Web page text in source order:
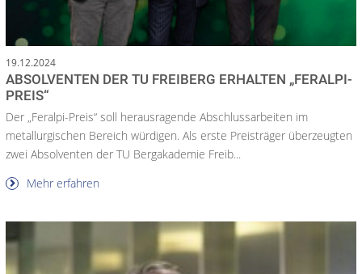
19.12.2024
ABSOLVENTEN DER TU FREIBERG ERHALTEN „FERALPI-
PREIS“
Der „Feralpi-Preis“ soll herausragende Abschlussarbeiten im
metallurgischen Bereich würdigen. Als erste Preisträger überzeugten
zwei Absolventen der TU Bergakademie Freib...
Mehr erfahren